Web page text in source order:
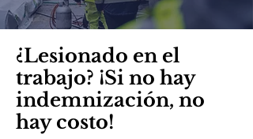
¿Lesionado en el
trabajo? ¡Si no hay
indemnización, no
hay costo!